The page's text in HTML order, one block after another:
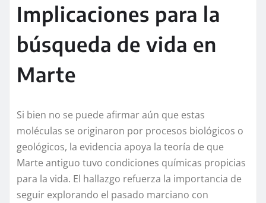
Implicaciones para la
búsqueda de vida en
Marte
Si bien no se puede afirmar aún que estas
moléculas se originaron por procesos biológicos o
geológicos, la evidencia apoya la teoría de que
Marte antiguo tuvo condiciones químicas propicias
para la vida. El hallazgo refuerza la importancia de
seguir explorando el pasado marciano con